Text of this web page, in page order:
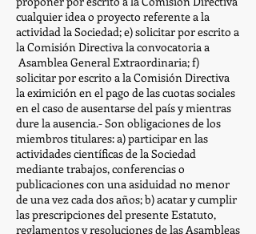
cualquier idea o proyecto referente a la
actividad la Sociedad; e) solicitar por escrito a
la Comisión Directiva la convocatoria a
Asamblea General Extraordinaria; f)
solicitar por escrito a la Comisión Directiva
la eximición en el pago de las cuotas sociales
en el caso de ausentarse del país y mientras
dure la ausencia.- Son obligaciones de los
miembros titulares: a) participar en las
actividades científicas de la Sociedad
mediante trabajos, conferencias o
publicaciones con una asiduidad no menor
de una vez cada dos años; b) acatar y cumplir
las prescripciones del presente Estatuto,
reglamentos y resoluciones de las Asambleas